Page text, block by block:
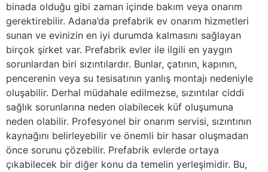
binada olduğu gibi zaman içinde bakım veya onarım
gerektirebilir. Adana’da prefabrik ev onarım hizmetleri
sunan ve evinizin en iyi durumda kalmasını sağlayan
birçok şirket var. Prefabrik evler ile ilgili en yaygın
sorunlardan biri sızıntılardır. Bunlar, çatının, kapının,
pencerenin veya su tesisatının yanlış montajı nedeniyle
oluşabilir. Derhal müdahale edilmezse, sızıntılar ciddi
sağlık sorunlarına neden olabilecek küf oluşumuna
neden olabilir. Profesyonel bir onarım servisi, sızıntının
kaynağını belirleyebilir ve önemli bir hasar oluşmadan
önce sorunu çözebilir. Prefabrik evlerde ortaya
çıkabilecek bir diğer konu da temelin yerleşimidir. Bu,